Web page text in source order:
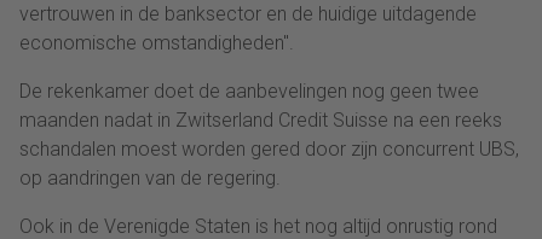
vertrouwen in de banksector en de huidige uitdagende
economische omstandigheden".
De rekenkamer doet de aanbevelingen nog geen twee
maanden nadat in Zwitserland Credit Suisse na een reeks
schandalen moest worden gered door zijn concurrent UBS,
op aandringen van de regering.
Ook in de Verenigde Staten is het nog altijd onrustig rond